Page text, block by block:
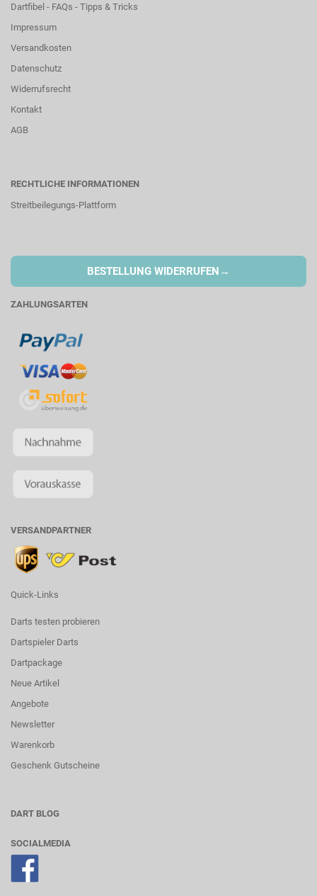
Dartfibel - FAQs - Tipps & Tricks
Impressum
Versandkosten
Datenschutz
Widerrufsrecht
Kontakt
AGB
RECHTLICHE INFORMATIONEN
Streitbeilegungs-Plattform
BESTELLUNG WIDERRUFEN →
ZAHLUNGSARTEN
VERSANDPARTNER
Quick-Links
Darts testen probieren
Dartspieler Darts
Dartpackage
Neue Artikel
Angebote
Newsletter
Warenkorb
Geschenk Gutscheine
DART BLOG
SOCIALMEDIA